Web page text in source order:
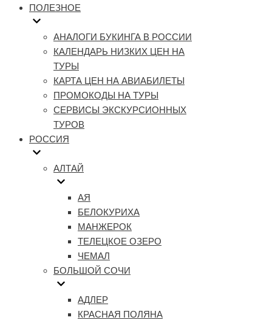
ПОЛЕЗНОЕ
АНАЛОГИ БУКИНГА В РОССИИ
КАЛЕНДАРЬ НИЗКИХ ЦЕН НА
ТУРЫ
КАРТА ЦЕН НА АВИАБИЛЕТЫ
ПРОМОКОДЫ НА ТУРЫ
СЕРВИСЫ ЭКСКУРСИОННЫХ
ТУРОВ
РОССИЯ
АЛТАЙ
АЯ
БЕЛОКУРИХА
МАНЖЕРОК
ТЕЛЕЦКОЕ ОЗЕРО
ЧЕМАЛ
БОЛЬШОЙ СОЧИ
АДЛЕР
КРАСНАЯ ПОЛЯНА